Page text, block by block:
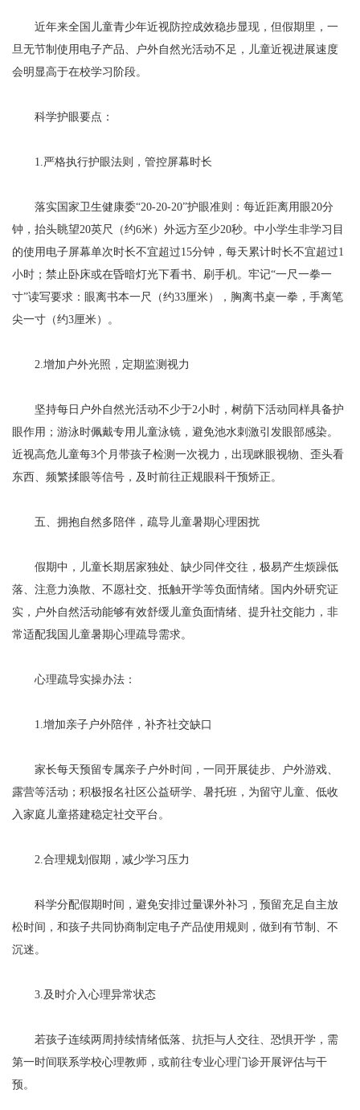
近年来全国儿童青少年近视防控成效稳步显现，但假期里，一
旦无节制使用电子产品、户外自然光活动不足，儿童近视进展速度
会明显高于在校学习阶段。
科学护眼要点：
1.严格执行护眼法则，管控屏幕时长
落实国家卫生健康委“20-20-20”护眼准则：每近距离用眼20分
钟，抬头眺望20英尺（约6米）外远方至少20秒。中小学生非学习目
的使用电子屏幕单次时长不宜超过15分钟，每天累计时长不宜超过1
小时；禁止卧床或在昏暗灯光下看书、刷手机。牢记“一尺一拳一
寸”读写要求：眼离书本一尺（约33厘米），胸离书桌一拳，手离笔
尖一寸（约3厘米）。
2.增加户外光照，定期监测视力
坚持每日户外自然光活动不少于2小时，树荫下活动同样具备护
眼作用；游泳时佩戴专用儿童泳镜，避免池水刺激引发眼部感染。
近视高危儿童每3个月带孩子检测一次视力，出现眯眼视物、歪头看
东西、频繁揉眼等信号，及时前往正规眼科干预矫正。
五、拥抱自然多陪伴，疏导儿童暑期心理困扰
假期中，儿童长期居家独处、缺少同伴交往，极易产生烦躁低
落、注意力涣散、不愿社交、抵触开学等负面情绪。国内外研究证
实，户外自然活动能够有效舒缓儿童负面情绪、提升社交能力，非
常适配我国儿童暑期心理疏导需求。
心理疏导实操办法：
1.增加亲子户外陪伴，补齐社交缺口
家长每天预留专属亲子户外时间，一同开展徒步、户外游戏、
露营等活动；积极报名社区公益研学、暑托班，为留守儿童、低收
入家庭儿童搭建稳定社交平台。
2.合理规划假期，减少学习压力
科学分配假期时间，避免安排过量课外补习，预留充足自主放
松时间，和孩子共同协商制定电子产品使用规则，做到有节制、不
沉迷。
3.及时介入心理异常状态
若孩子连续两周持续情绪低落、抗拒与人交往、恐惧开学，需
第一时间联系学校心理教师，或前往专业心理门诊开展评估与干
预。